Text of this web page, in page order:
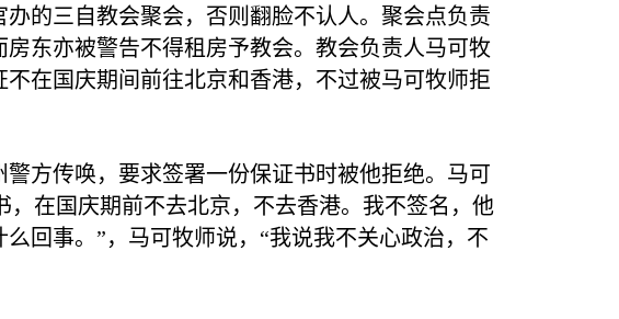
的三自教会聚会，否则翻脸不认人。聚会点负责
东亦被警告不得租房予教会。教会负责人马可牧
在国庆期间前往北京和香港，不过被马可牧师拒
方传唤，要求签署一份保证书时被他拒绝。马可
，在国庆期前不去北京，不去香港。我不签名，他
回事。”，马可牧师说，“我说我不关心政治，不